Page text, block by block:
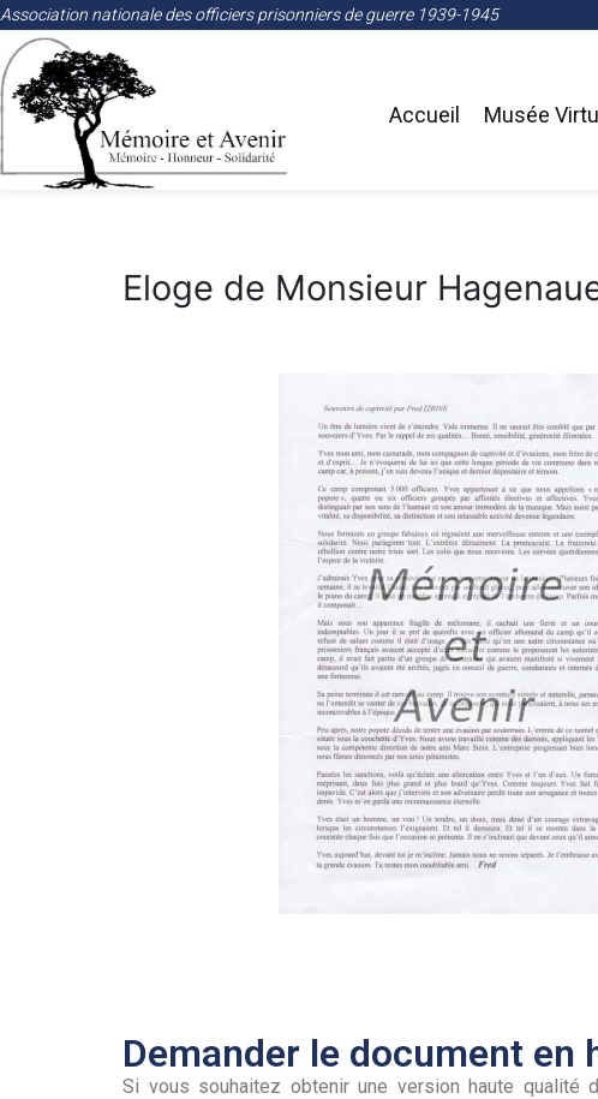
Association nationale des officiers prisonniers de guerre 1939-1945
Accueil Musée
Eloge de Monsieur
Demander le document en
Si vous souhaitez obtenir une version haute qualité